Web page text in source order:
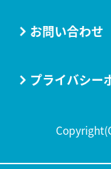
お問い合わせ
プライバシー